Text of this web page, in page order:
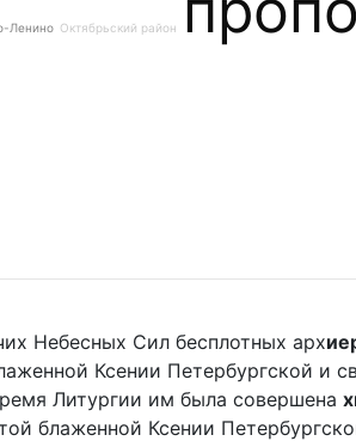
Ленино Октябрьский район
Небесных Сил бесплотных арх
Ксении Петербургской и
Литургии им была совершена
блаженной Ксении